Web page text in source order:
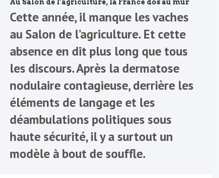
Au Salon de l’agriculture, la France dos au mur
Cette année, il manque les vaches
au Salon de l’agriculture. Et cette
absence en dit plus long que tous
les discours. Après la dermatose
nodulaire contagieuse, derrière les
éléments de langage et les
déambulations politiques sous
haute sécurité, il y a surtout un
modèle à bout de souffle.